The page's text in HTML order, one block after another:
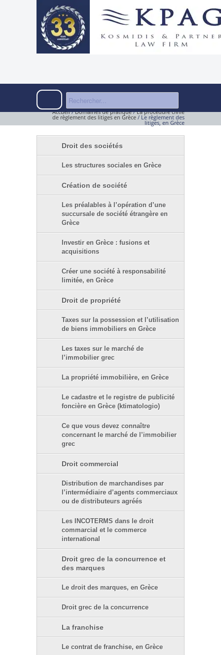
Accueil/Domaines de pratique/La procédure civile
de règlement des litiges en Grèce / Le règlement des
litiges, en Grèce
Droit des sociétés
Les structures sociales en Grèce
Création de société
Les préalables à l’opération d’une
succursale de société étrangère en
Grèce
Investir en Grèce : fusions et
acquisitions
Créer une société à responsabilité
limitée, en Grèce
Droit de propriété
Taxes sur la possession et l’utilisation
de biens immobiliers en Grèce
Les taxes sur le marché de
l’immobilier grec
La propriété immobilière, en Grèce
Le cadastre et le registre de publicité
foncière en Grèce (ktimatologio)
Ce que vous devez connaître
concernant le marché de l’immobilier
grec
Droit commercial
Distribution de marchandises par
l’intermédiaire d’agents commerciaux
ou de distributeurs agréés
Les INCOTERMS dans le droit
commarcial et le commerce
international
Droit grec de la concurrence et
des marques
Le droit des marques, en Grèce
Droit grec de la concurrence
La franchise
Le contrat de franchise, en Grèce